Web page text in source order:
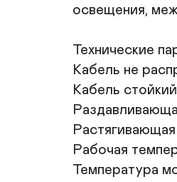
освещения,
Технические
Кабель не
Кабель
Рабочая
Температура